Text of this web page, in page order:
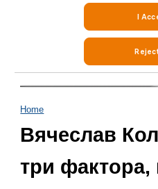
Home
Вячеслав
три фактора,